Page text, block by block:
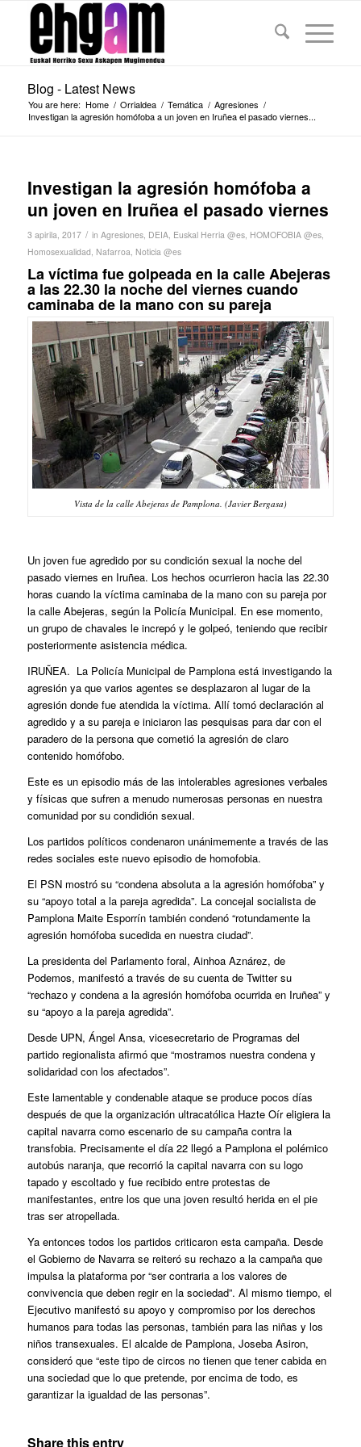
Blog - Latest News
You are here: Home / Orrialdea / Temática / Agresiones /
Investigan la agresión homófoba a un joven en Iruñea el pasado viernes...
Investigan la agresión homófoba a
un joven en Iruñea el pasado viernes
3 apirila, 2017 / in Agresiones, DEIA, Euskal Herria @es, HOMOFOBIA @es,
Homosexualidad, Nafarroa, Noticia @es
La víctima fue golpeada en la calle Abejeras
a las 22.30 la noche del viernes cuando
caminaba de la mano con su pareja
Vista de la calle Abejeras de Pamplona. (Javier Bergasa)
Un joven fue agredido por su condición sexual la noche del
pasado viernes en Iruñea. Los hechos ocurrieron hacia las 22.30
horas cuando la víctima caminaba de la mano con su pareja por
la calle Abejeras, según la Policía Municipal. En ese momento,
un grupo de chavales le increpó y le golpeó, teniendo que recibir
posteriormente asistencia médica.
IRUÑEA. La Policía Municipal de Pamplona está investigando la
agresión ya que varios agentes se desplazaron al lugar de la
agresión donde fue atendida la víctima. Allí tomó declaración al
agredido y a su pareja e iniciaron las pesquisas para dar con el
paradero de la persona que cometió la agresión de claro
contenido homófobo.
Este es un episodio más de las intolerables agresiones verbales
y físicas que sufren a menudo numerosas personas en nuestra
comunidad por su condidión sexual.
Los partidos políticos condenaron unánimemente a través de las
redes sociales este nuevo episodio de homofobia.
El PSN mostró su “condena absoluta a la agresión homófoba” y
su “apoyo total a la pareja agredida”. La concejal socialista de
Pamplona Maite Esporrín también condenó “rotundamente la
agresión homófoba sucedida en nuestra ciudad”.
La presidenta del Parlamento foral, Ainhoa Aznárez, de
Podemos, manifestó a través de su cuenta de Twitter su
“rechazo y condena a la agresión homófoba ocurrida en Iruñea” y
su “apoyo a la pareja agredida”.
Desde UPN, Ángel Ansa, vicesecretario de Programas del
partido regionalista afirmó que “mostramos nuestra condena y
solidaridad con los afectados”.
Este lamentable y condenable ataque se produce pocos días
después de que la organización ultracatólica Hazte Oír eligiera la
capital navarra como escenario de su campaña contra la
transfobia. Precisamente el día 22 llegó a Pamplona el polémico
autobús naranja, que recorrió la capital navarra con su logo
tapado y escoltado y fue recibido entre protestas de
manifestantes, entre los que una joven resultó herida en el pie
tras ser atropellada.
Ya entonces todos los partidos criticaron esta campaña. Desde
el Gobierno de Navarra se reiteró su rechazo a la campaña que
impulsa la plataforma por “ser contraria a los valores de
convivencia que deben regir en la sociedad”. Al mismo tiempo, el
Ejecutivo manifestó su apoyo y compromiso por los derechos
humanos para todas las personas, también para las niñas y los
niños transexuales. El alcalde de Pamplona, Joseba Asiron,
consideró que “este tipo de circos no tienen que tener cabida en
una sociedad que lo que pretende, por encima de todo, es
garantizar la igualdad de las personas”.
Share this entry